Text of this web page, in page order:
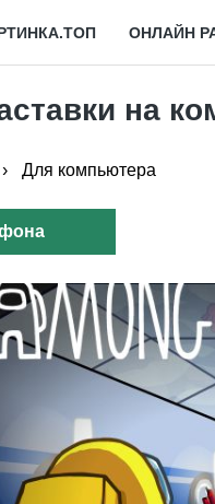
ОНЛАЙН
на
› Для компьютера